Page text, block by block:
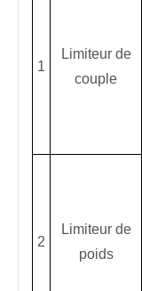
1
Limiteur de
couple
2
Limiteur de
poids